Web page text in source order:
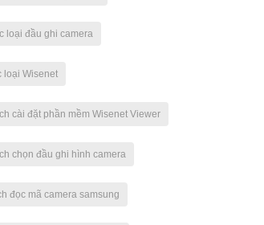
loại đầu ghi camera
loại Wisenet
cài đặt phần mềm Wisenet Viewer
chọn đầu ghi hình camera
đọc mã camera samsung